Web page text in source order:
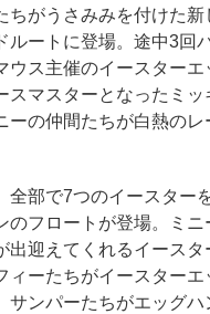
ちがうさみみを付けた新
ルートに登場。途中3回
ウス主催のイースターエ
スマスターとなったミ
ーの仲間たちが白熱のレ
部で7つのイースター
のフロートが登場。ミニ
出迎えてくれるイースタ
ィーたちがイースターエ
サンパーたちがエッグハ